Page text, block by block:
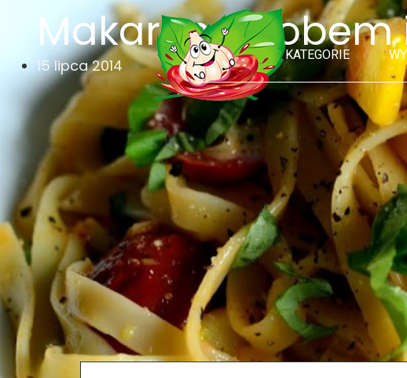
KATEGORIE
Makaron z bobem
15 lipca 2014